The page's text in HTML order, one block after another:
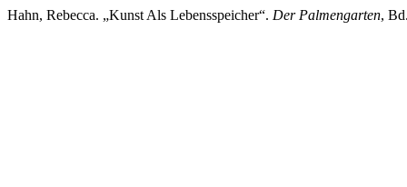
Hahn, Rebecca. „Kunst Als Lebensspeicher“. Der Palmengarten,